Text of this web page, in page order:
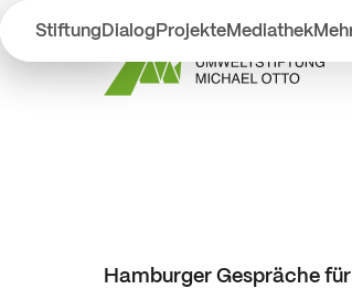
Stiftung Dialog Projekte Mediathek
Hamburger Gespräche